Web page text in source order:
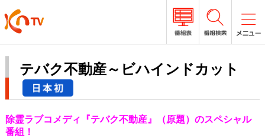
テバク不動産～ビハインドカット
除霊ラブコメディ『テバク不動産』（原題）のスペシャル
番組！